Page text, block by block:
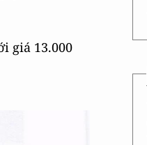
giá 13.000